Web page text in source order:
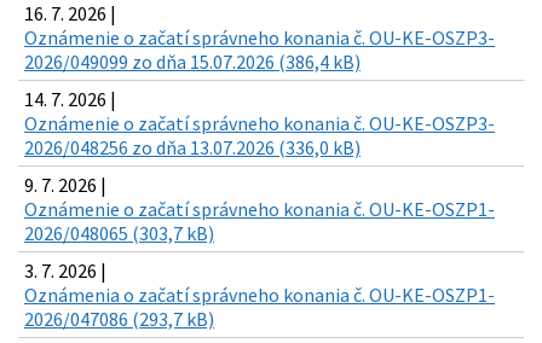
16. 7. 2026 |
Oznámenie o začatí správneho konania č. OU-KE-OSZP3-
2026/049099 zo dňa 15.07.2026 (386,4 kB)
14. 7. 2026 |
Oznámenie o začatí správneho konania č. OU-KE-OSZP3-
2026/048256 zo dňa 13.07.2026 (336,0 kB)
9. 7. 2026 |
Oznámenie o začatí správneho konania č. OU-KE-OSZP1-
2026/048065 (303,7 kB)
3. 7. 2026 |
Oznámenia o začatí správneho konania č. OU-KE-OSZP1-
2026/047086 (293,7 kB)